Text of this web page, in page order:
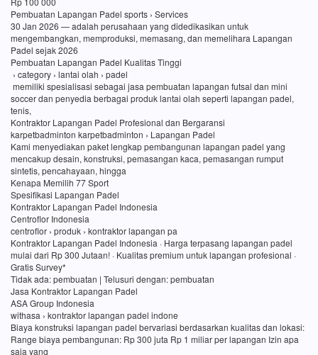
Pembuatan Lapangan Padel sports › Services
30 Jan 2026 — adalah perusahaan yang didedikasikan untuk
mengembangkan, memproduksi, memasang, dan memelihara Lapangan
Padel sejak 2026
Pembuatan Lapangan Padel Kualitas Tinggi
› category › lantai olah › padel
memiliki spesialisasi sebagai jasa pembuatan lapangan futsal dan mini
soccer dan penyedia berbagai produk lantai olah seperti lapangan padel,
tenis,
Kontraktor Lapangan Padel Profesional dan Bergaransi
karpetbadminton karpetbadminton › Lapangan Padel
Kami menyediakan paket lengkap pembangunan lapangan padel yang
mencakup desain, konstruksi, pemasangan kaca, pemasangan rumput
sintetis, pencahayaan, hingga
Kenapa Memilih 77 Sport
Spesifikasi Lapangan Padel
Kontraktor Lapangan Padel Indonesia
Centroflor Indonesia
centroflor › produk › kontraktor lapangan pa
Kontraktor Lapangan Padel Indonesia · Harga terpasang lapangan padel
mulai dari Rp 300 Jutaan! · Kualitas premium untuk lapangan profesional ·
Gratis Survey*
Tidak ada: pembuatan ‎| Telusuri dengan: pembuatan
Jasa Kontraktor Lapangan Padel
ASA Group Indonesia
withasa › kontraktor lapangan padel indone
Biaya konstruksi lapangan padel bervariasi berdasarkan kualitas dan lokasi:
Range biaya pembangunan: Rp 300 juta Rp 1 miliar per lapangan Izin apa
saja yang